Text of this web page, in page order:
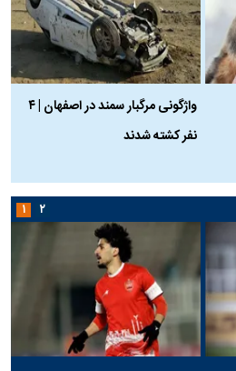
واژگونی مرگبار سمند در اصفهان | ۴
نفر کشته شدند
۱ ۲